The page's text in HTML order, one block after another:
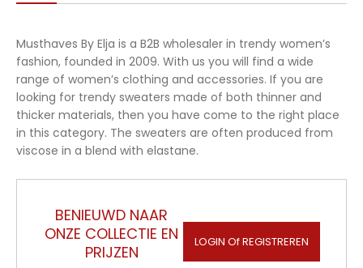
Musthaves By Elja is a B2B wholesaler in trendy women’s
fashion, founded in 2009. With us you will find a wide
range of women’s clothing and accessories. If you are
looking for trendy sweaters made of both thinner and
thicker materials, then you have come to the right place
in this category. The sweaters are often produced from
viscose in a blend with elastane.
BENIEUWD NAAR
ONZE COLLECTIE EN
PRIJZEN
LOGIN Of REGISTREREN